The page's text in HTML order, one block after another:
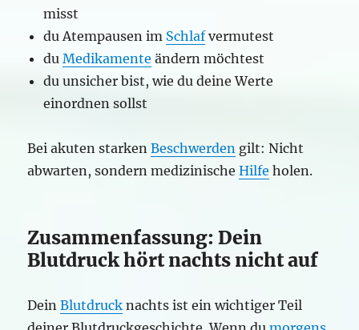
misst
du Atempausen im Schlafvermutest
duMedikamente ändern möchtest
du unsicher bist, wie du deine Werte
einordnen sollst
Bei akuten starkenBeschwerden gilt: Nicht
abwarten, sondern medizinischeHilfe holen.
Zusammenfassung: Dein
Blutdruck hört nachts nicht auf
DeinBlutdruck nachts ist ein wichtiger Teil